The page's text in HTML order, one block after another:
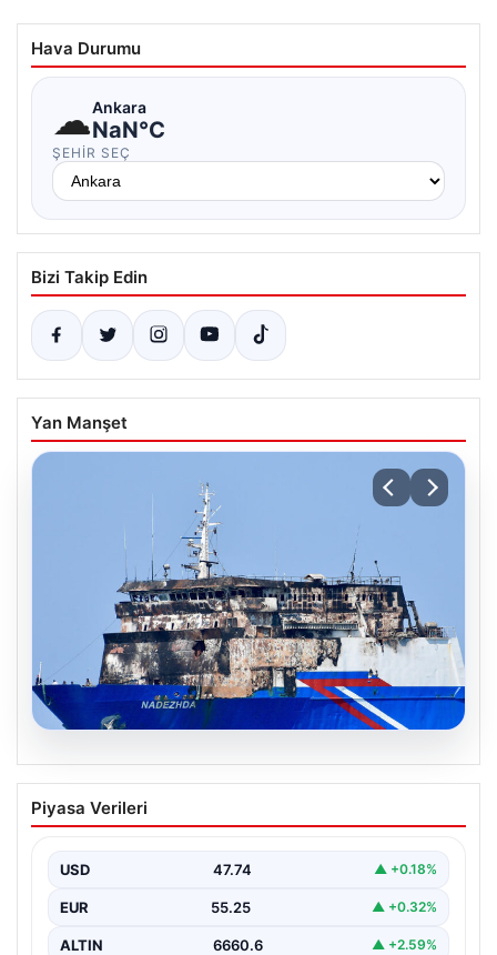
Hava Durumu
☁Ankara
NaN°C
ŞEHIR SEÇ
Bizi Takip Edin
Yan Manşet
Karadeniz’deki saldırıya uğrayan gemi
Samsun’a ulaştı ve ilk görüntüler
Karadeniz bölgesinde yaşanan endişe verici olaylar
gemisine gerçekleştirilen…
Piyasa Verileri
USD 47.74 ▲ +0.18%
EUR 55.25 ▲ +0.32%
ALTIN 6660.6 ▲ +2.59%